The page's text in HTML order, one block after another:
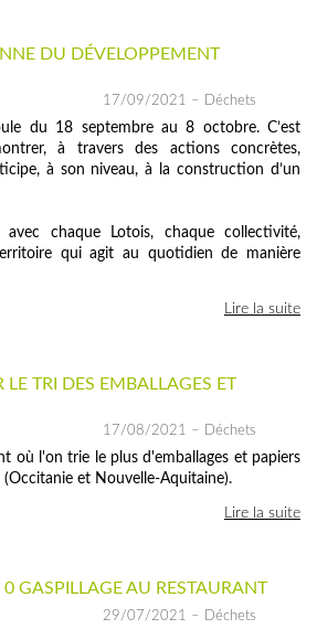
DU DÉVELOPPEMENT
17/09/2021 – Déchets
du 18 septembre au 8 octobre. C’est
à travers des actions concrètes,
à son niveau, à la construction d’un
avec chaque Lotois, chaque collectivité,
qui agit au quotidien de manière
Lire la suite
LE TRI DES EMBALLAGES ET
17/08/2021 – Déchets
où l'on trie le plus d'emballages et papiers
(Occitanie et Nouvelle-Aquitaine).
Lire la suite
0 GASPILLAGE AU RESTAURANT
29/07/2021 – Déchets